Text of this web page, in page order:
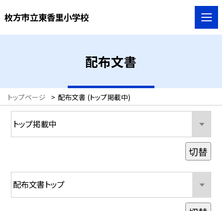
枚方市立東香里小学校
配布文書
トップページ > 配布文書 (トップ掲載中)
切替